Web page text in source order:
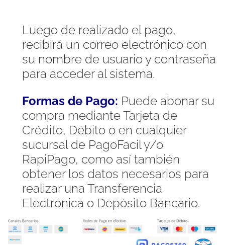
Luego de realizado el pago,
recibirá un correo electrónico con
su nombre de usuario y contraseña
para acceder al sistema.
Formas de Pago: Puede abonar su
compra mediante Tarjeta de
Crédito, Débito o en cualquier
sucursal de PagoFacil y/o
RapiPago, como así también
obtener los datos necesarios para
realizar una Transferencia
Electrónica o Depósito Bancario.